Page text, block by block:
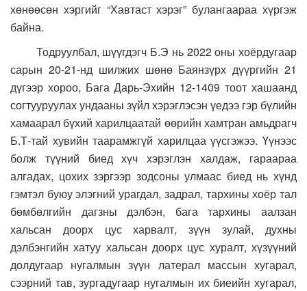
хөнөөсөн хэргийг “Хавтаст хэрэг” булангаараа хүргэж
байна.
Тодруулбал, шүүгдэгч Б.Э нь 2022 оны хоёрдугаар
сарын 20-21-нд шилжих шөнө Баянзүрх дүүргийн 21
дүгээр хороо, Бага Дарь-Эхийн 12-1409 тоот хашаанд
согтууруулах ундааны зүйл хэрэглэсэн үедээ гэр бүлийн
хамаарал бүхий харилцаатай өөрийн хамтран амьдрагч
Б.Т-тай хувийн таарамжгүй харилцаа үүсгэжээ. Үүнээс
болж түүний биед хүч хэрэглэн халдаж, гараараа
алгадах, цохих зэргээр зодсоны улмаас биед нь хүнд
гэмтэл буюу элэгний урагдал, задрал, тархины хоёр тал
бөмбөлгийн дагзны дэлбэн, бага тархины аалзан
хальсан доорх цус харвалт, зүүн зулай, духны
дэлбэнгийн хатуу хальсан доорх цус хуралт, хүзүүний
долдугаар нугалмын зүүн латерал массын хугарал,
сээрний тав, зургадугаар нугалмын их биеийн хугарал,